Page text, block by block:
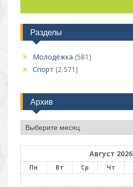
Разделы
Молодёжка (581)
Спорт (2 571)
Архив
Архив
Август 2026
Пн Вт Ср Чт